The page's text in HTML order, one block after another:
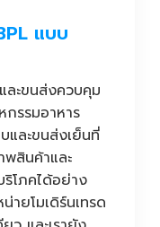
แบบ
ละขนส่งควบคุม
รรมอาหาร
และขนส่งเย็นที่
สินค้าและ
โภคได้อย่าง
ยโมเดิร์นเทรด